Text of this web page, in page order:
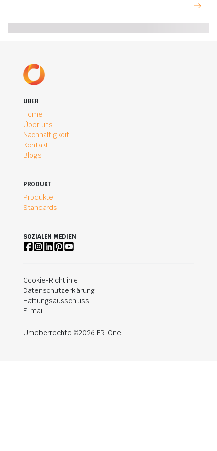
UBER
Home
Über uns
Nachhaltigkeit
Kontakt
Blogs
PRODUKT
Produkte
Standards
SOZIALEN MEDIEN
Cookie-Richtlinie
Datenschutzerklärung
Haftungsausschluss
E-mail
Urheberrechte ©2026 FR-One